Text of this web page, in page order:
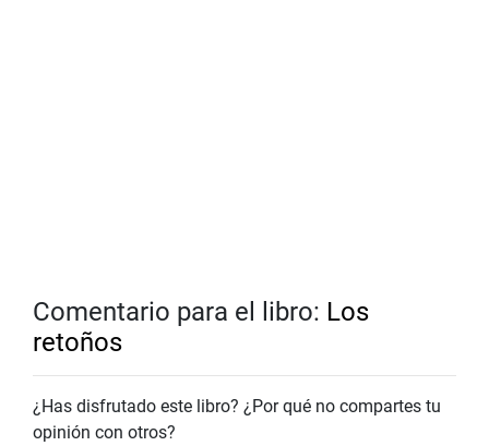
Comentario para el libro: Los
retoños
¿Has disfrutado este libro? ¿Por qué no compartes tu
opinión con otros?